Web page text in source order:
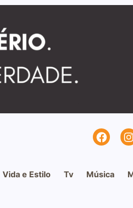
Vida e Estilo Tv Música